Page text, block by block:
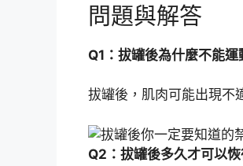
問題與解答
Q1：拔罐後為什麼不能運
拔罐後，肌肉可能出現不
Q2：拔罐後多久才可以恢